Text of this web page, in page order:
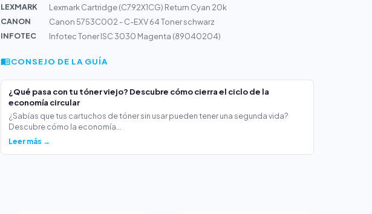
LEXMARK
Lexmark Cartridge (C792X1CG) Return Cyan 20k
CANON
Canon 5753C002 - C-EXV 64 Toner schwarz
INFOTEC
Infotec Toner ISC 3030 Magenta (89040204)
CONSEJO DE LA GUÍA
¿Qué pasa con tu tóner viejo? Descubre cómo cierra el ciclo de la
economía circular
¿Sabías que tus cartuchos de tóner sin usar pueden tener una segunda vida?
Descubre cómo la economía...
Leer más →